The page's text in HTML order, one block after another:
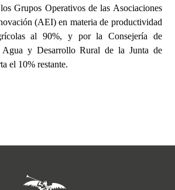
Grupos Operativos de las Asociaciones
(AEI) en materia de productividad
al 90%, y por la Consejería de
Agua y Desarrollo Rural de la Junta de
el 10% restante.